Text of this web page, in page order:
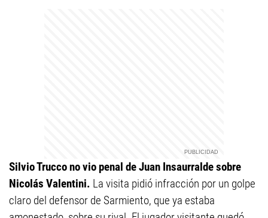
Silvio Trucco no vio penal de Juan Insaurralde sobre
Nicolás Valentini. La visita pidió infracción por un golpe
claro del defensor de Sarmiento, que ya estaba